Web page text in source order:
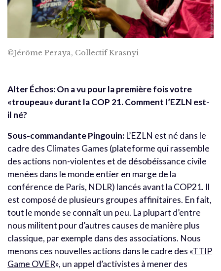
©Jérôme Peraya, Collectif Krasnyi
Alter Échos: On a vu pour la première fois votre
«troupeau» durant la COP 21. Comment l’EZLN est-
il né?
Sous-commandante Pingouin: L’EZLN est né dans le
cadre des Climates Games (plateforme qui rassemble
des actions non-violentes et de désobéissance civile
menées dans le monde entier en marge de la
conférence de Paris, NDLR) lancés avant la COP21. Il
est composé de plusieurs groupes affinitaires. En fait,
tout le monde se connaît un peu. La plupart d’entre
nous militent pour d’autres causes de manière plus
classique, par exemple dans des associations. Nous
menons ces nouvelles actions dans le cadre des «TTIP
Game OVER», un appel d’activistes à mener des